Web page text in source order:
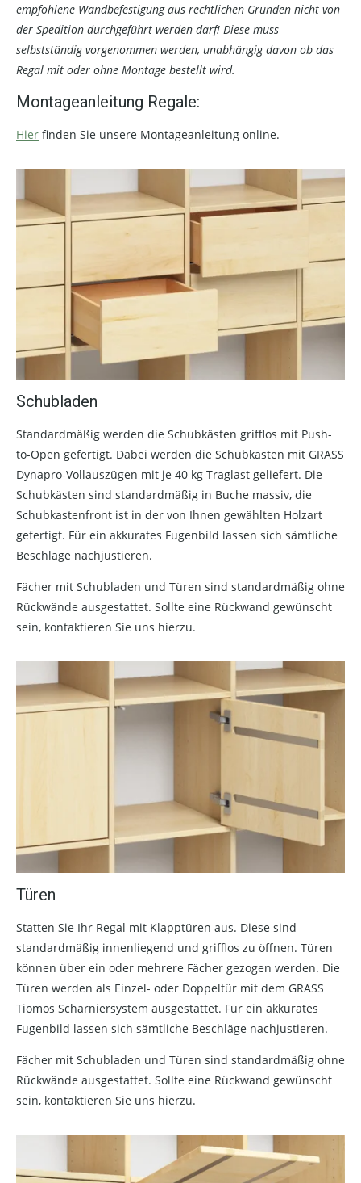
empfohlene Wandbefestigung aus rechtlichen Gründen nicht von
der Spedition durchgeführt werden darf! Diese muss
selbstständig vorgenommen werden, unabhängig davon ob das
Regal mit oder ohne Montage bestellt wird.
Montageanleitung Regale:
Hier finden Sie unsere Montageanleitung online.
Schubladen
Standardmäßig werden die Schubkästen grifflos mit Push-
to-Open gefertigt. Dabei werden die Schubkästen mit GRASS
Dynapro-Vollauszügen mit je 40 kg Traglast geliefert. Die
Schubkästen sind standardmäßig in Buche massiv, die
Schubkastenfront ist in der von Ihnen gewählten Holzart
gefertigt. Für ein akkurates Fugenbild lassen sich sämtliche
Beschläge nachjustieren.
Fächer mit Schubladen und Türen sind standardmäßig ohne
Rückwände ausgestattet. Sollte eine Rückwand gewünscht
sein, kontaktieren Sie uns hierzu.
Türen
Statten Sie Ihr Regal mit Klapptüren aus. Diese sind
standardmäßig innenliegend und grifflos zu öffnen. Türen
können über ein oder mehrere Fächer gezogen werden. Die
Türen werden als Einzel- oder Doppeltür mit dem GRASS
Tiomos Scharniersystem ausgestattet. Für ein akkurates
Fugenbild lassen sich sämtliche Beschläge nachjustieren.
Fächer mit Schubladen und Türen sind standardmäßig ohne
Rückwände ausgestattet. Sollte eine Rückwand gewünscht
sein, kontaktieren Sie uns hierzu.